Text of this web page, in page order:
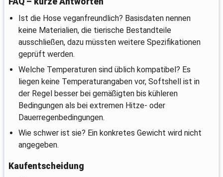
Ist die Hose veganfreundlich? Basisdaten nennen
keine Materialien, die tierische Bestandteile
ausschließen, dazu müssten weitere Spezifikationen
geprüft werden.
Welche Temperaturen sind üblich kompatibel? Es
liegen keine Temperaturangaben vor, Softshell ist in
der Regel besser bei gemäßigten bis kühleren
Bedingungen als bei extremen Hitze- oder
Dauerregenbedingungen.
Wie schwer ist sie? Ein konkretes Gewicht wird nicht
angegeben.
Kaufentscheidung